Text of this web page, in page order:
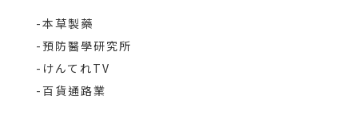
-本草製藥
-預防醫學研究所
-けんてれTV
-百貨通路業